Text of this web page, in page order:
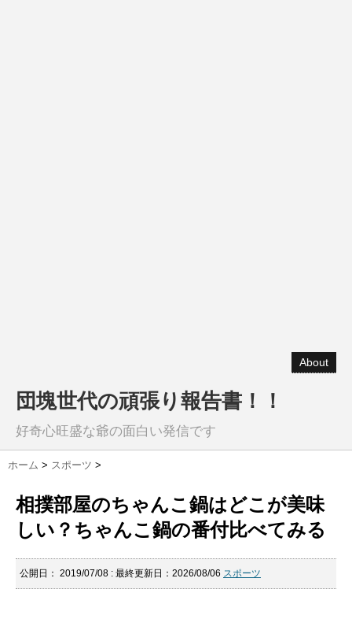
About
団塊世代の頑張り報告書！！
好奇心旺盛な爺の面白い発信です
ホーム > スポーツ >
相撲部屋のちゃんこ鍋はどこが美味
しい？ちゃんこ鍋の番付比べてみる
公開日： 2019/07/08 : 最終更新日：2026/08/06 スポーツ